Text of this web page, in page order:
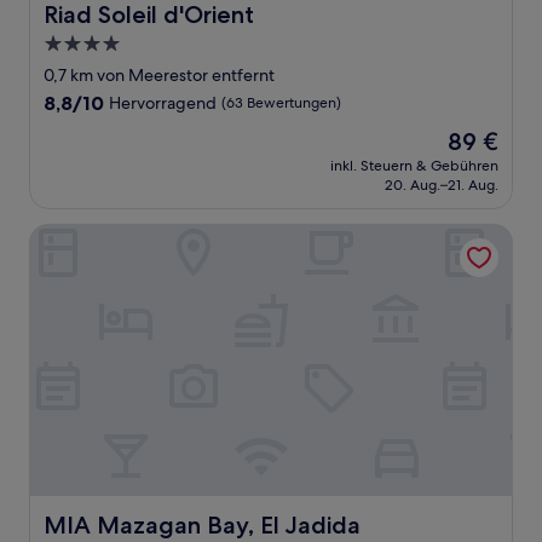
Riad Soleil d'Orient
Riad Soleil d'Orient
4.0-
Sterne-
Unterkunft
0,7 km von Meerestor entfernt
8.8
8,8/10 Hervorragend (63 Bewertungen)
Der
Preis
beträgt
89 €
inkl. Steuern & Gebühren
20. Aug.–21. Aug.
MIA Mazagan Bay, El Jadida
MIA Mazagan Bay, El Jadida